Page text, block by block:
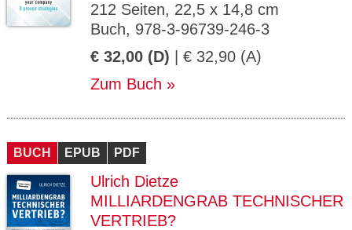
212 Seiten, 22,5 x 14,8 cm
Buch, 978-3-96739-246-3
€ 32,00 (D) | € 32,90 (A)
Zum Buch
BUCH EPUB PDF
Ulrich Dietze
MILLIARDENGRAB TECHNISCHER
VERTRIEB?